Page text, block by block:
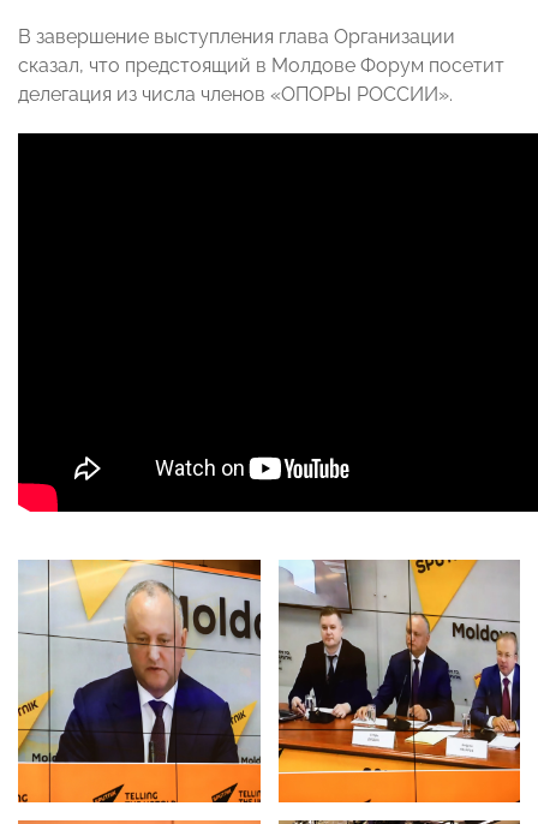
В завершение выступления глава Организации
сказал, что предстоящий в Молдове Форум посетит
делегация из числа членов «ОПОРЫ РОССИИ».